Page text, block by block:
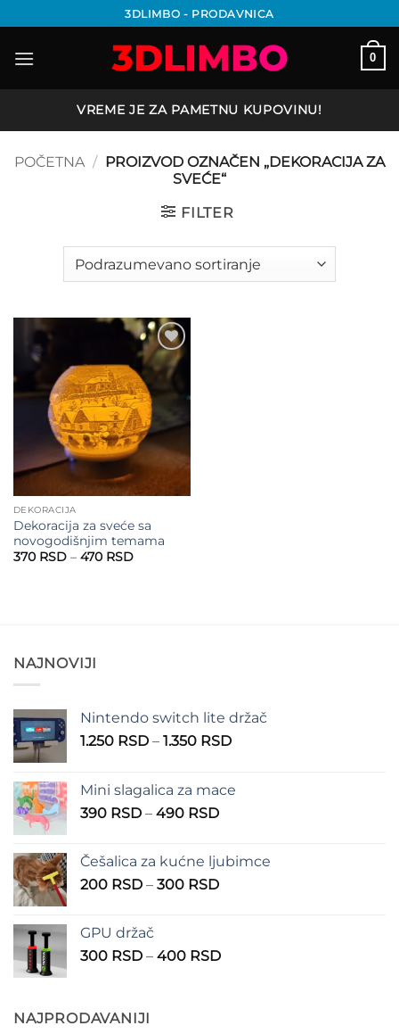
na
sadržaj
3DLIMBO - PRODAVNICA
0
VREME JE ZA PAMETNU KUPOVINU!
POČETNA / PROIZVOD OZNAČEN „DEKORACIJA ZA
SVEĆE“
FILTER
Add to
wishlist
DEKORACIJA
Dekoracija za sveće sa
novogodišnjim temama
370 RSD – 470 RSDRaspon
NAJNOVIJI
Nintendo switch lite držač
1.250 RSD – 1.350 RSDRaspon
1.250 RSD
Mini slagalica za mace
390 RSD – 490 RSDRaspon
390 RSD
do
Češalica za kućne ljubimce
200 RSD – 300 RSDRaspon
do
GPU držač
300 RSD – 400 RSDRaspon
NAJPRODAVANIJI